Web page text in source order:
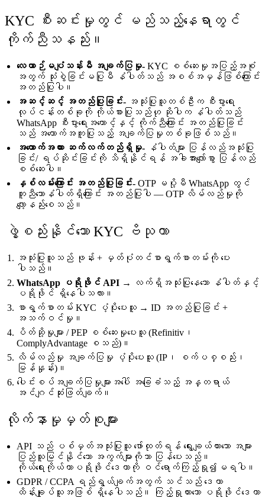
KYC စီးဆင်းမှုတွင် မည်သည့်နေရာတွင်
ကိုက်ညီသနည်း။
လေယာဉ်မပျံသန်းမီ အချက်ပြမှု- KYC စစ်ဆေးမှုအပြည့်အစုံ
အတွက် သုံးစွဲခြင်းမပြုမီ နံပါတ်သည် အစစ်အမှန်ဖြစ်ကြောင်း
အတည်ပြုပါ။
အဆင့်ဆင့် အတည်ပြုခြင်း- အသုံးပြုသူတစ်ဦးက စီးပွားရေး
လုပ်ငန်းတစ်ခုကို ကိုယ်စားပြုသည်ဟု ဆိုပါက နံပါတ်သည်
WhatsApp စီးပွားရေးအကောင့်နှင့် ကိုက်ညီကြောင်း အတည်ပြုခြင်း
သည် အထောက်အကူပြုသည့် အချက်ပြမှုတစ်ခုဖြစ်သည်။
အထောက်အထား ဆက်လက်တည်ရှိမှု- နံပါတ်များ ပြန်လည်အသုံးပြု
ခြင်း/ ရပ်ဆိုင်းခြင်းကို သိရှိနိုင်ရန် အခါအားလျော်စွာ ပြန်လည်
စစ်ဆေးပါ။
နှစ်လမ်းကြောင်း အတည်ပြုခြင်း- OTP မပို့မီ WhatsApp တွင်
တူညီသောနံပါတ်ရှိကြောင်း အတည်ပြုပါ — OTP လိမ်လည်မှုကို
လျော့နည်းစေသည်။
ဖွဲ့စည်းနိုင်သော KYC ဗိသုကာ
အသုံးပြုသူသည် ဖုန်း + မှတ်ပုံတင်စာရွက်စာတမ်းကို ပေး
ပါသည်။
WhatsApp ပရိုဖိုင် API → လက်ရှိအသုံးပြုနေသော နံပါတ်နှင့်
ပရိုဖိုင် ရှိနေပါသလား။
စာရွက်စာတမ်း KYC ပံ့ပိုးပေးသူ → ID အတည်ပြုခြင်း +
အသက်ဝင်မှု။
ပိတ်ဆို့မှုများ / PEP စစ်ဆေးမှုပေးသူ (Refinitiv၊
ComplyAdvantage စသည်)။
လိမ်လည်မှု အချက်ပြမှု ပံ့ပိုးပေးသူ (IP၊ စက်ပစ္စည်း၊
မြန်နှုန်း)။
ပေါင်းစပ်အချက်ပြမှုများအပေါ် အခြေခံသည့် အန္တရာယ်
အင်ဂျင်ဆုံးဖြတ်ချက်။
လိုက်နာမှုမှတ်စုများ
API သည် ပစ်မှတ်အသုံးပြုသူ ဖော်ထုတ်ရန် ရွေးချယ်ထားသော အများ
ပြည်သူမြင်နိုင်သော အကွက်များကိုသာ ပြန်ပေးသည်။
ကိုယ်ရေးကိုယ်တာပရိုဖိုင်ဒေတာကို ဝင်ရောက်ကြည့်ရှု၍မရပါ။
GDPR / CCPA ရည်ရွယ်ချက်အတွက် သင်သည် ဒေတာ
ထိန်းချုပ်သူအဖြစ် ရှိနေပါသည်။ ကြည့်ရှုထားသော ပရိုဖိုင်ဒေတာ